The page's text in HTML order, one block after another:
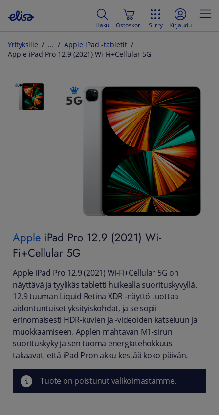
Haku Ostoskori Siirry Kirjaudu
Yrityksille
Apple iPad -tabletit
Apple iPad Pro 12.9 (2021) Wi-Fi+Cellular 5G
Apple iPad Pro 12.9 (2021) Wi-
Fi+Cellular 5G
Apple iPad Pro 12.9 (2021) Wi-Fi+Cellular 5G on
näyttävä ja tyylikäs tabletti huikealla suorituskyvyllä.
12,9 tuuman Liquid Retina XDR ‑näyttö tuottaa
aidontuntuiset yksityiskohdat, ja se sopii
erinomaisesti HDR-kuvien ja ‑videoiden katseluun ja
muokkaamiseen. Applen mahtavan M1-sirun
suorituskyky ja sen tuoma energiatehokkuus
takaavat, että iPad Pron akku kestää koko päivän.
Tuote on poistunut valikoimastamme.